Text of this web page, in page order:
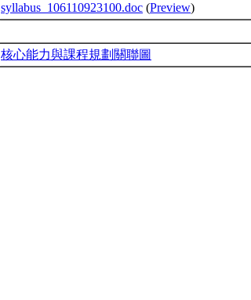
syllabus_106110923100.doc (Preview)
核心能力與課程規劃關聯圖